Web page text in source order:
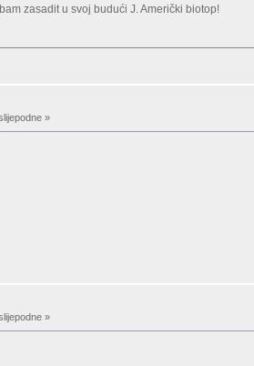
zasadit u svoj budući J. Američki biotop!
»
»